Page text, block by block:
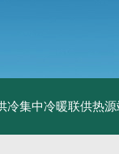
冷集中冷暖联供热源